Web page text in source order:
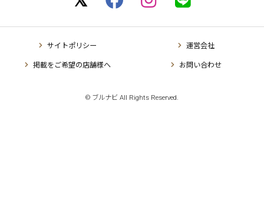
サイトポリシー 運営会社
掲載をご希望の店舗様へ お問い合わせ
© ブルナビ All Rights Reserved.